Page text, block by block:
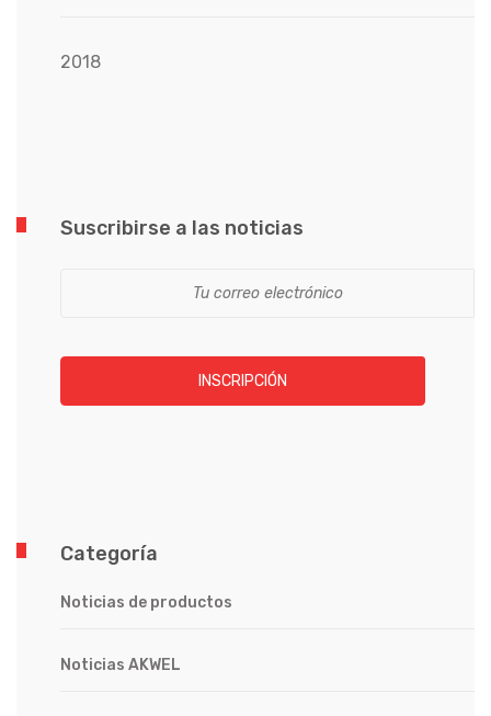
2018
Suscribirse a las noticias
INSCRIPCIÓN
Categoría
Noticias de productos
Noticias AKWEL